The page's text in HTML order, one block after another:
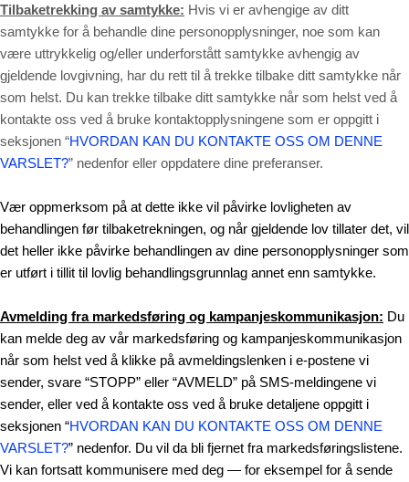
Tilbaketrekking av samtykke: Hvis vi er avhengige av ditt
samtykke for å behandle dine personopplysninger, noe som kan
være uttrykkelig og/eller underforstått samtykke avhengig av
gjeldende lovgivning, har du rett til å trekke tilbake ditt samtykke når
som helst. Du kan trekke tilbake ditt samtykke når som helst ved å
kontakte oss ved å bruke kontaktopplysningene som er oppgitt i
seksjonen “HVORDAN KAN DU KONTAKTE OSS OM DENNE
VARSLET?” nedenfor eller oppdatere dine preferanser.
Vær oppmerksom på at dette ikke vil påvirke lovligheten av
behandlingen før tilbaketrekningen, og når gjeldende lov tillater det, vil
det heller ikke påvirke behandlingen av dine personopplysninger som
er utført i tillit til lovlig behandlingsgrunnlag annet enn samtykke.
Avmelding fra markedsføring og kampanjeskommunikasjon: Du
kan melde deg av vår markedsføring og kampanjeskommunikasjon
når som helst ved å klikke på avmeldingslenken i e-postene vi
sender, svare “STOPP” eller “AVMELD” på SMS-meldingene vi
sender, eller ved å kontakte oss ved å bruke detaljene oppgitt i
seksjonen “HVORDAN KAN DU KONTAKTE OSS OM DENNE
VARSLET?” nedenfor. Du vil da bli fjernet fra markedsføringslistene.
Vi kan fortsatt kommunisere med deg — for eksempel for å sende